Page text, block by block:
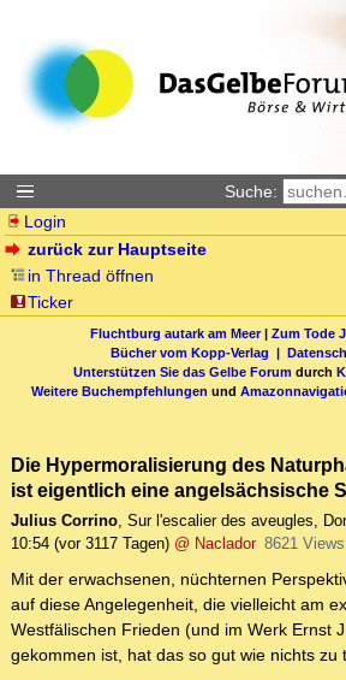
Suche:
Login
zurück zur Hauptseite
in Thread öffnen
Ticker
Fluchtburg autark am Meer| Zum Tode
Bücher vom Kopp-Verlag |
Unterstützen Sie das Gelbe Forum durch
Weitere Buchempfehlungen und
Die Hypermoralisierung des
ist eigentlich eine angelsächsische
Julius Corrino, Sur l'escalier des aveugles,
10:54 (vor 3117 Tagen) @ Naclador 8621 Views
Mit der erwachsenen, nüchternen
auf diese Angelegenheit, die vielleicht am
Westfälischen Frieden (und im Werk Ernst
gekommen ist, hat das so gut wie nichts zu